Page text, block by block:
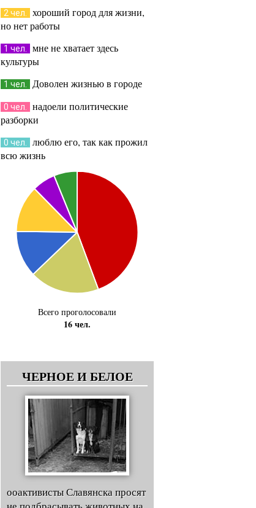
2 чел.
хороший город для жизни,
но нет работы
1 чел.
мне не хватает здесь
культуры
1 чел. Доволен жизнью в городе
0 чел.
надоели политические
разборки
0 чел.
люблю его, так как прожил
всю жизнь
Всего проголосовали
16 чел.
ЧЕРНОЕ И БЕЛОЕ
ооактивисты Славянска просят